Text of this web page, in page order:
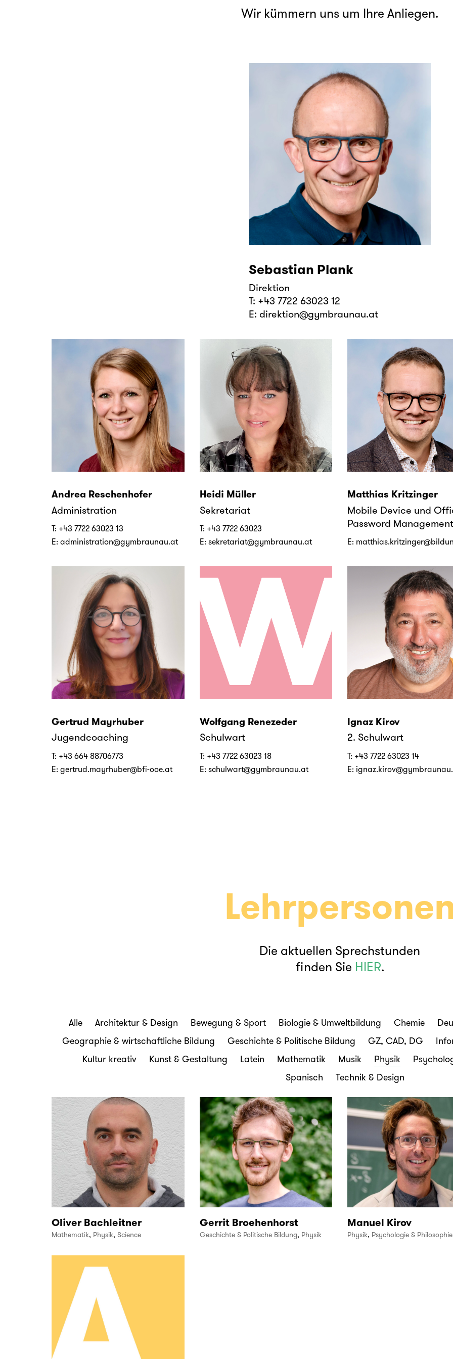
Wir kümmern uns um Ihre Anliegen.
Sebastian Plank
Direktion
T: +43 7722 63023 12
E: direktion@gymbraunau.at
Andrea Reschenhofer
Administration
T: +43 7722 63023 13
E: administration@gymbraunau.at
Heidi Müller
Sekretariat
T: +43 7722 63023
E: sekretariat@gymbraunau.at
Matthias Kritzinger
Mobile Device und
Password Management
E:
Gertrud Mayrhuber
Jugendcoaching
T: +43 664 88706773
E: gertrud.mayrhuber@bfi-ooe.at
Wolfgang Renezeder
Schulwart
T: +43 7722 63023 18
E: schulwart@gymbraunau.at
Ignaz Kirov
2. Schulwart
T: +43 7722 63023 14
E:
Die aktuellen Sprechstunden
finden Sie HIER.
Alle Architektur & Design Bewegung & Sport Biologie & Umweltbildung Chemie
Geographie & wirtschaftliche Bildung
Geschichte & Politische Bildung GZ, CAD, DG
Kultur kreativ
Kunst & Gestaltung Latein Mathematik Musik Physik
Spanisch
Technik & Design
Oliver Bachleitner
Mathematik, Physik, Science
Gerrit Broehenhorst
Geschichte & Politische Bildung, Physik
Manuel Kirov
Physik, Psychologie & Philosophie